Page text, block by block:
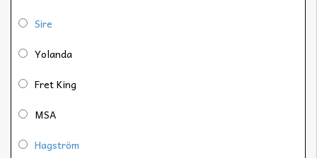
Sire
Yolanda
Fret King
MSA
Hagström